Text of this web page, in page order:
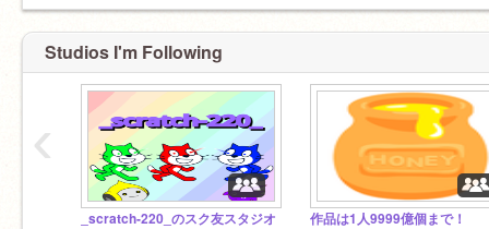
Studios I'm Following
_scratch-220_のスク友スタジオ 作品は1人9999億個まで！
‹